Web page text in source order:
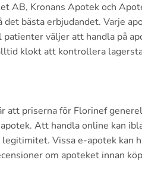
AB, Kronans Apotek och
bästa erbjudandet. Varje
väljer att handla på
klokt att kontrollera
att priserna för Florinef
Att handla online kan
Vissa e-apotek kan
om apoteket innan